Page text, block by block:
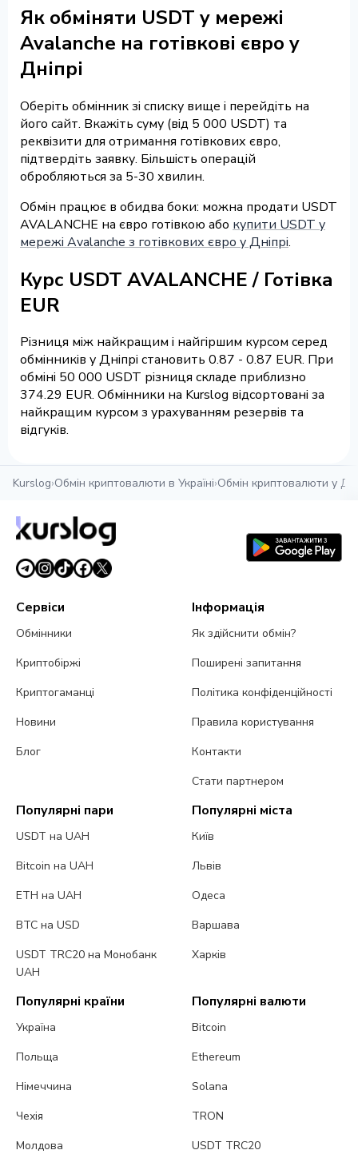
Як обміняти USDT у мережі
Avalanche на готівкові євро у
Дніпрі
Оберіть обмінник зі списку вище і перейдіть на
його сайт. Вкажіть суму (від 5 000 USDT) та
реквізити для отримання готівкових євро,
підтвердіть заявку. Більшість операцій
обробляються за 5-30 хвилин.
Обмін працює в обидва боки: можна продати USDT
AVALANCHE на євро готівкою або купити USDT у
мережі Avalanche з готівкових євро у Дніпрі.
Курс USDT AVALANCHE / Готівка
EUR
Різниця між найкращим і найгіршим курсом серед
обмінників у Дніпрі становить 0.87 - 0.87 EUR. При
обміні 50 000 USDT різниця складе приблизно
374.29 EUR. Обмінники на Kurslog відсортовані за
найкращим курсом з урахуванням резервів та
відгуків.
Kurslog›Обмін криптовалюти в Україні›Обмін криптовалюти у
Сервіси
Обмінники
Криптобіржі
Криптогаманці
Новини
Блог
Інформація
Як здійснити обмін?
Поширені запитання
Політика конфіденційності
Правила користування
Контакти
Стати партнером
Популярні пари
USDT на UAH
Bitcoin на UAH
ETH на UAH
BTC на USD
USDT TRC20 на Монобанк
UAH
Популярні міста
Київ
Львів
Одеса
Варшава
Харків
Популярні країни
Україна
Польща
Німеччина
Чехія
Молдова
Популярні валюти
Bitcoin
Ethereum
Solana
TRON
USDT TRC20